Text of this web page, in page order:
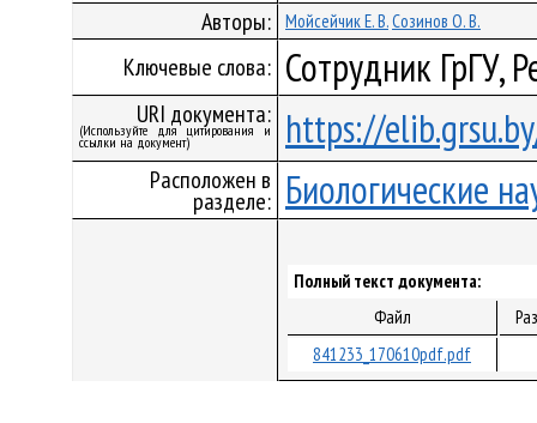
Авторы: Мойсейчик Е. В.Созинов О. В.
Ключевые слова: Сотрудник ГрГУ,
URI документа:
(Используйте для цитирования и
ссылки на документ) https://
Расположен в
разделе: Биологические
Полный текст документа:
Файл
841233_170610pdf.pdf